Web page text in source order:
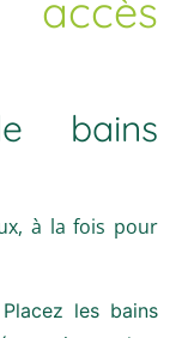
bains
à la fois pour
Placez les bains